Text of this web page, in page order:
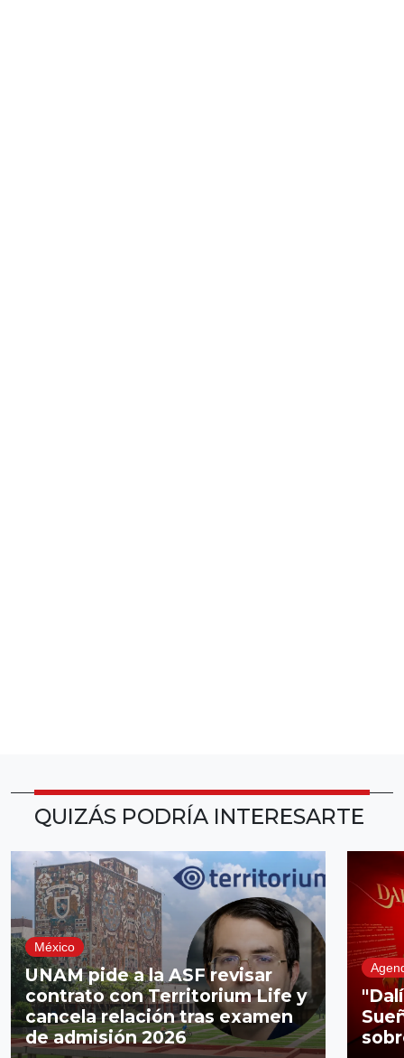
QUIZÁS PODRÍA INTERESARTE
México
UNAM pide a la ASF revisar
contrato con Territorium Life y
cancela relación tras examen
de admisión 2026